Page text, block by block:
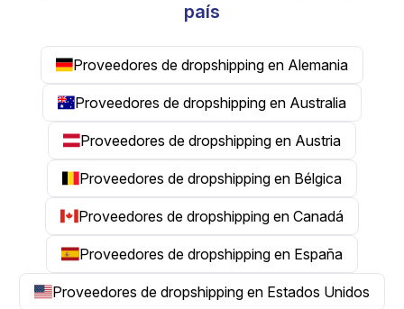
país
Proveedores de dropshipping en Alemania
Proveedores de dropshipping en Australia
Proveedores de dropshipping en Austria
Proveedores de dropshipping en Bélgica
Proveedores de dropshipping en Canadá
Proveedores de dropshipping en España
Proveedores de dropshipping en Estados Unidos